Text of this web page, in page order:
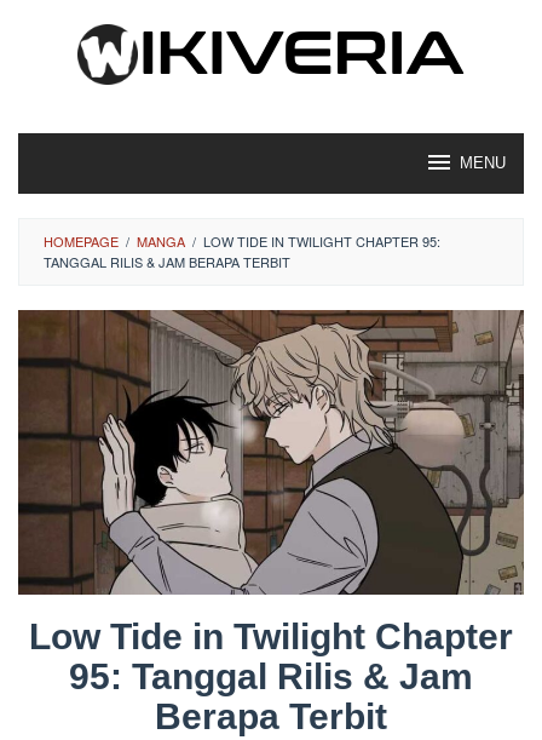
MENU
HOMEPAGE / MANGA / LOW TIDE IN TWILIGHT CHAPTER 95:
TANGGAL RILIS & JAM BERAPA TERBIT
Low Tide in Twilight Chapter
95: Tanggal Rilis & Jam
Berapa Terbit